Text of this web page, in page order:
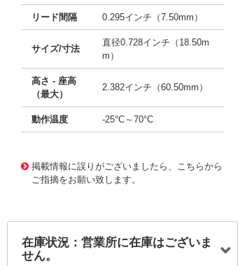
リード間隔 0.295インチ（7.50mm）
サイズ/寸法
直径0.728インチ（18.50m
m）
高さ - 座高
（最大）
2.382インチ（60.50mm）
動作温度 -25°C～70°C
掲載情報に誤りがございましたら、こちらから
ご指摘をお願い致します。
在庫状況：営業所に在庫はございま
せん。